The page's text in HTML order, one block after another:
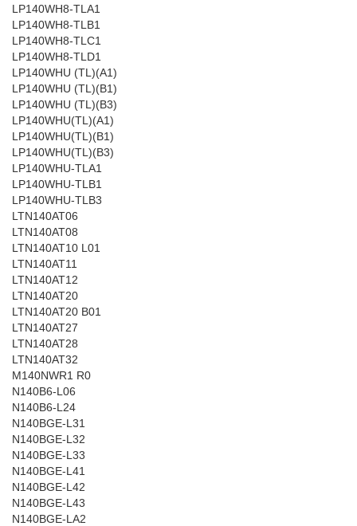
LP140WH8-TLA1
LP140WH8-TLB1
LP140WH8-TLC1
LP140WH8-TLD1
LP140WHU (TL)(A1)
LP140WHU (TL)(B1)
LP140WHU (TL)(B3)
LP140WHU(TL)(A1)
LP140WHU(TL)(B1)
LP140WHU(TL)(B3)
LP140WHU-TLA1
LP140WHU-TLB1
LP140WHU-TLB3
LTN140AT06
LTN140AT08
LTN140AT10 L01
LTN140AT11
LTN140AT12
LTN140AT20
LTN140AT20 B01
LTN140AT27
LTN140AT28
LTN140AT32
M140NWR1 R0
N140B6-L06
N140B6-L24
N140BGE-L31
N140BGE-L32
N140BGE-L33
N140BGE-L41
N140BGE-L42
N140BGE-L43
N140BGE-LA2